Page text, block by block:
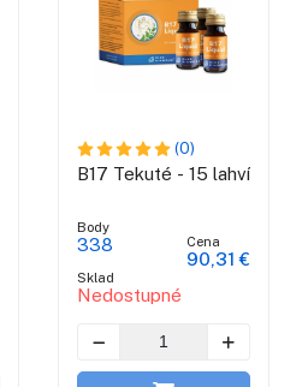
(0)
B17 Tekuté - 15 lahví
Body
338
Sklad
Nedostupné
Cena
90,31 €